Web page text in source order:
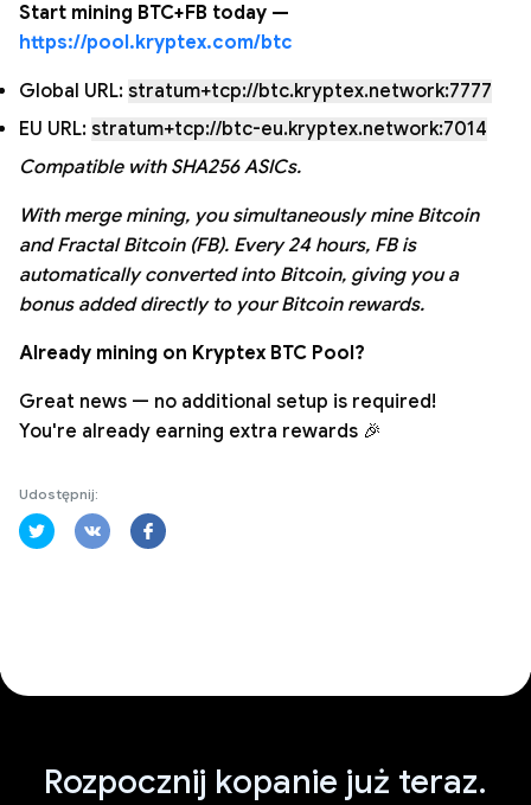
Start mining BTC+FB today —
https://pool.kryptex.com/btc
Global URL: stratum+tcp://btc.kryptex.network:7777
EU URL: stratum+tcp://btc-eu.kryptex.network:7014
Compatible with SHA256 ASICs.
With merge mining, you simultaneously mine Bitcoin
and Fractal Bitcoin (FB). Every 24 hours, FB is
automatically converted into Bitcoin, giving you a
bonus added directly to your Bitcoin rewards.
Already mining on Kryptex BTC Pool?
Great news — no additional setup is required!
You're already earning extra rewards 🎉
Udostępnij:
Rozpocznij kopanie już teraz.